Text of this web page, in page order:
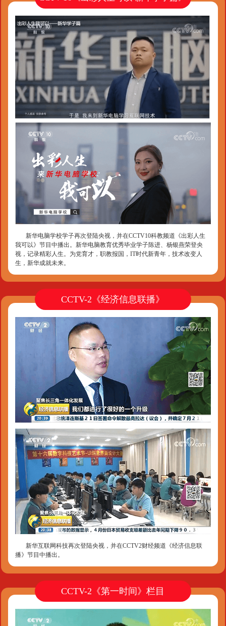
新华电脑学校学子再次登陆央视，并在CCTV10科教频道《出彩人生
我可以》节目中播出。新华电脑教育优秀毕业学子陈进、杨银燕荣登央
视，记录精彩人生。为党育才，职教报国，IT时代新青年，技术改变人
生，新华成就未来。
CCTV-2《经济信息联播》
新华互联网科技再次登陆央视，并在CCTV2财经频道《经济信息联
播》节目中播出。
CCTV-2《第一时间》栏目